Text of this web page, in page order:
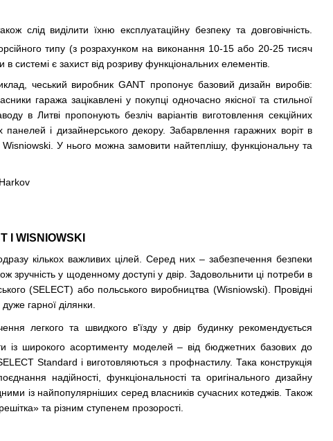
слід виділити їхню експлуатаційну безпеку та довговічність.
типу (з розрахунком на виконання 10-15 або 20-25 тисяч
в системі є захист від розриву функціональних елементів.
чеський виробник GANT пропонує базовий дизайн виробів:
гаража зацікавлені у покупці одночасно якісної та стильної
в Литві пропонують безліч варіантів виготовлення секційних
панелей і дизайнерського декору. Забарвлення гаражних воріт в
У нього можна замовити найтеплішу, функціональну та
WISNIOWSKI
кількох важливих цілей. Серед них – забезпечення безпеки
зручність у щоденному доступі у двір. Задовольнити ці потреби в
(SELECT) або польського виробництва (Wisniowski). Провідні
гарної ділянки.
легкого та швидкого в'їзду у двір будинку рекомендується
із широкого асортименту моделей – від бюджетних базових до
Standard і виготовляються з профнастилу. Така конструкція
надійності, функціональності та оригінального дизайну
із найпопулярніших серед власників сучасних котеджів. Також
та різним ступенем прозорості.